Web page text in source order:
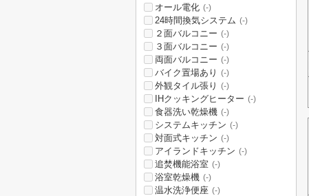
オール電化 (-)
24時間換気システム (-)
２面バルコニー (-)
３面バルコニー (-)
両面バルコニー (-)
バイク置場あり (-)
外観タイル張り (-)
IHクッキングヒーター (-)
食器洗い乾燥機 (-)
システムキッチン (-)
対面式キッチン (-)
アイランドキッチン (-)
追焚機能浴室 (-)
浴室乾燥機 (-)
温水洗浄便座 (-)